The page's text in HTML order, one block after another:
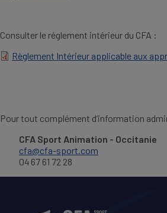
Consulter le réglement intérieur du CFA :
DOCUMENT
Règlement Intérieur applicable aux
Pour tout complément d’information
CFA Sport Animation - Occitanie
cfa@cfa-sport.com
04 67 61 72 28